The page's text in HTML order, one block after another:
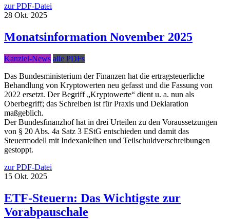
zur PDF-Datei
28 Okt. 2025
Monatsinformation November 2025
Kanzlei-News alle PDFs
Das Bundesministerium der Finanzen hat die ertragsteuerliche
Behandlung von Kryptowerten neu gefasst und die Fassung von
2022 ersetzt. Der Begriff „Kryptowerte“ dient u. a. nun als
Oberbegriff; das Schreiben ist für Praxis und Deklaration
maßgeblich.
Der Bundesfinanzhof hat in drei Urteilen zu den Voraussetzungen
von § 20 Abs. 4a Satz 3 EStG entschieden und damit das
Steuermodell mit Indexanleihen und Teilschuldverschreibungen
gestoppt.
zur PDF-Datei
15 Okt. 2025
ETF-Steuern: Das Wichtigste zur
Vorabpauschale